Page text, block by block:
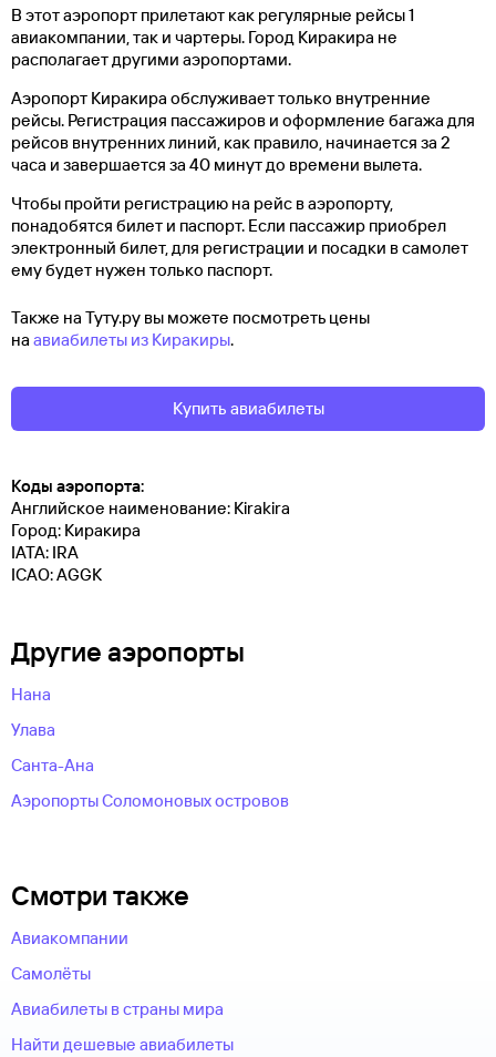
В этот аэропорт прилетают как регулярные рейсы 1
авиакомпании, так и чартеры. Город Киракира не
располагает другими аэропортами.
Аэропорт Киракира обслуживает только внутренние
рейсы. Регистрация пассажиров и оформление багажа для
рейсов внутренних линий, как правило, начинается за 2
часа и завершается за 40 минут до времени вылета.
Чтобы пройти регистрацию на рейс в аэропорту,
понадобятся билет и паспорт. Если пассажир приобрел
электронный билет, для регистрации и посадки в самолет
ему будет нужен только паспорт.
Также на Туту.ру вы можете посмотреть цены
на авиабилеты из Киракиры.
Купить авиабилеты
Коды аэропорта:
Английское наименование: Kirakira
Город: Киракира
IATA: IRA
ICAO: AGGK
Другие аэропорты
Нана
Улава
Санта-Ана
Аэропорты Соломоновых островов
Смотри также
Авиакомпании
Самолёты
Авиабилеты в страны мира
Найти дешевые авиабилеты